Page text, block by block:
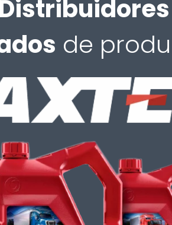
Distribuidores
de